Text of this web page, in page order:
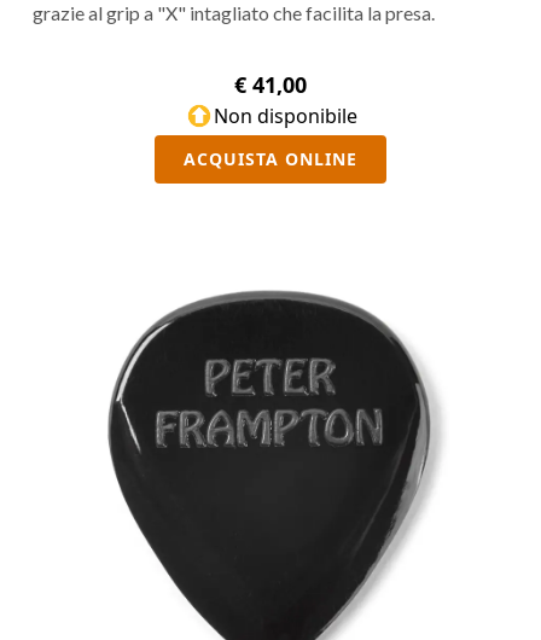
grazie al grip a "X" intagliato che facilita la presa.
€ 41,00
Non disponibile
ACQUISTA ONLINE